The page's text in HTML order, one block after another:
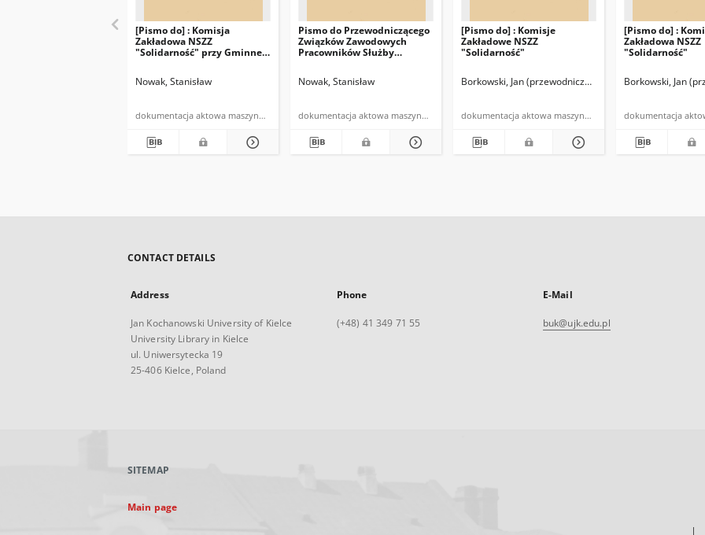
[Pismo do] : Komisja
Zakładowa NSZZ
"Solidarność" przy Gminnej
Nowak, Stanisław
dokumentacja aktowa maszynopis
Pismo do Przewodniczącego
Związków Zawodowych
Pracowników Służby
Nowak, Stanisław
dokumentacja aktowa maszynopis
[Pismo do] : Komisje
Zakładowe NSZZ
"Solidarność"
Borkowski, Jan (przewodniczący RKK) NSZZ
dokumentacja aktowa maszynopis
[Pismo do] :
Zakładowa NSZZ
"Solidarność"
Borkowski, Jan
CONTACT DETAILS
Address
Jan Kochanowski University of Kielce
University Library in Kielce
ul. Uniwersytecka 19
25-406 Kielce, Poland
Phone
(+48) 41 349 71 55
E-Mail
buk@ujk.edu.pl
SITEMAP
Main page